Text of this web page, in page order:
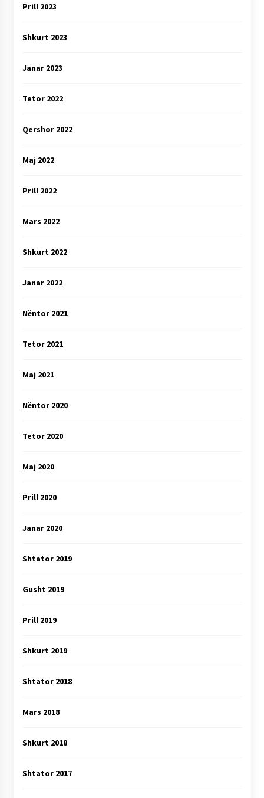
Prill 2023
Shkurt 2023
Janar 2023
Tetor 2022
Qershor 2022
Maj 2022
Prill 2022
Mars 2022
Shkurt 2022
Janar 2022
Nëntor 2021
Tetor 2021
Maj 2021
Nëntor 2020
Tetor 2020
Maj 2020
Prill 2020
Janar 2020
Shtator 2019
Gusht 2019
Prill 2019
Shkurt 2019
Shtator 2018
Mars 2018
Shkurt 2018
Shtator 2017